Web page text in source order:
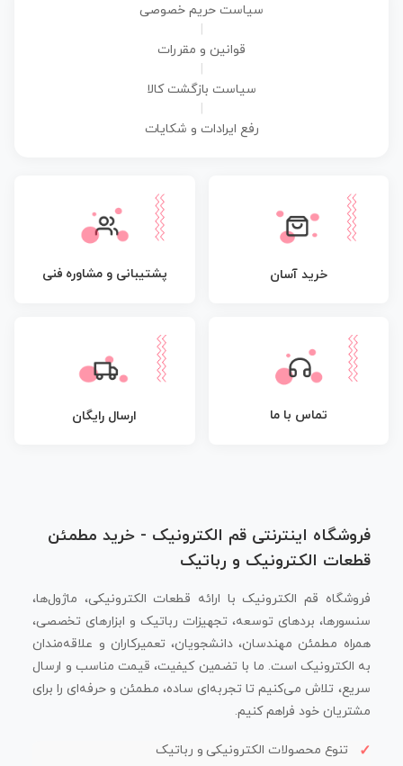
سیاست حریم خصوصی
قوانین و مقررات
سیاست بازگشت کالا
رفع ایرادات و شکایات
خرید آسان پشتیبانی و مشاوره فنی
تماس با ما ارسال رایگان
فروشگاه اینترنتی قم الکترونیک - خرید مطمئن
قطعات الکترونیک و رباتیک
فروشگاه قم الکترونیک با ارائه قطعات الکترونیکی، ماژول‌ها،
سنسورها، بردهای توسعه، تجهیزات رباتیک و ابزارهای تخصصی،
همراه مطمئن مهندسان، دانشجویان، تعمیرکاران و علاقه‌مندان
به الکترونیک است. ما با تضمین کیفیت، قیمت مناسب و ارسال
سریع، تلاش می‌کنیم تا تجربه‌ای ساده، مطمئن و حرفه‌ای را برای
مشتریان خود فراهم کنیم.
تنوع محصولات الکترونیکی و رباتیک